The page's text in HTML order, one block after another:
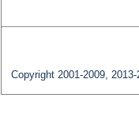
Copyright 2001-2009,